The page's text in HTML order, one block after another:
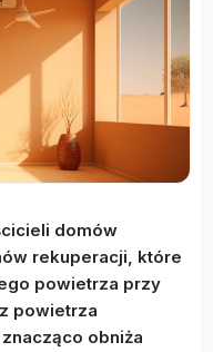
domów
rekuperacji, które
powietrza przy
powietrza
obniża